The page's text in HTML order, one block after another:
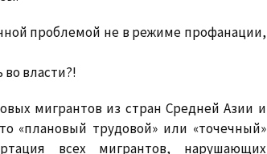
проблемой не в режиме профанации,
власти?!
мигрантов из стран Средней Азии и
«плановый трудовой» или «точечный»
всех мигрантов, нарушающих